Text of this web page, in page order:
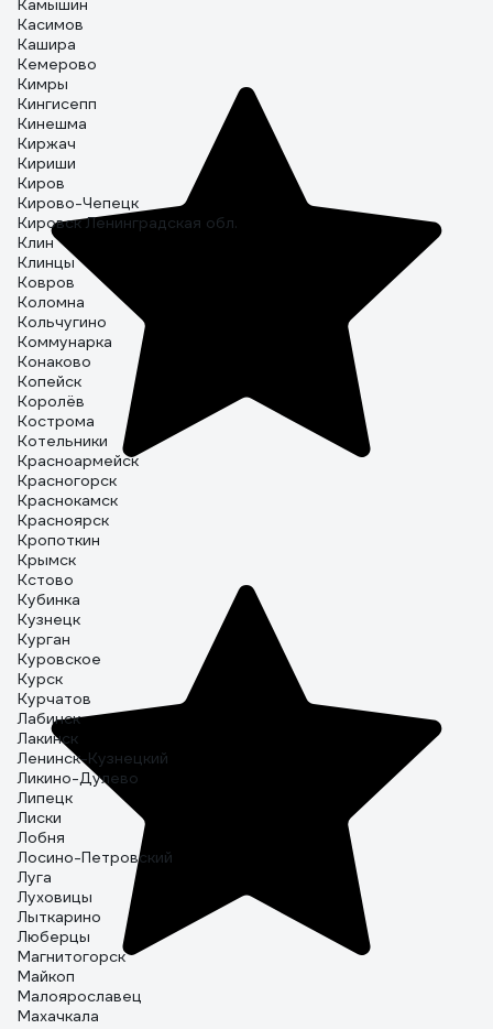
Камышин
Касимов
Кашира
Кемерово
Кимры
Кингисепп
Кинешма
Киржач
Кириши
Киров
Кирово-Чепецк
Кировск Ленинградская обл.
Клин
Клинцы
Ковров
Коломна
Кольчугино
Коммунарка
Конаково
Копейск
Королёв
Кострома
Котельники
Красноармейск
Красногорск
Краснокамск
Красноярск
Кропоткин
Крымск
Кстово
Кубинка
Кузнецк
Курган
Куровское
Курск
Курчатов
Лабинск
Лакинск
Ленинск-Кузнецкий
Ликино-Дулево
Липецк
Лиски
Лобня
Лосино-Петровский
Луга
Луховицы
Лыткарино
Люберцы
Магнитогорск
Майкоп
Малоярославец
Махачкала